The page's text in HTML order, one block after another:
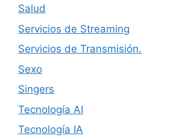
Salud
Servicios de Streaming
Servicios de Transmisión.
Sexo
Singers
Tecnología AI
Tecnología IA